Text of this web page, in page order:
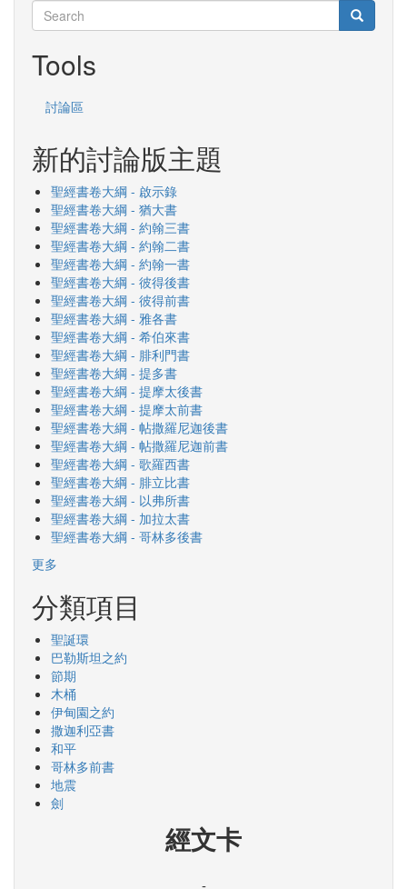
Search
Search Search
Tools
討論區
新的討論版主題
聖經書卷大綱 - 啟示錄
聖經書卷大綱 - 猶大書
聖經書卷大綱 - 約翰三書
聖經書卷大綱 - 約翰二書
聖經書卷大綱 - 約翰一書
聖經書卷大綱 - 彼得後書
聖經書卷大綱 - 彼得前書
聖經書卷大綱 - 雅各書
聖經書卷大綱 - 希伯來書
聖經書卷大綱 - 腓利門書
聖經書卷大綱 - 提多書
聖經書卷大綱 - 提摩太後書
聖經書卷大綱 - 提摩太前書
聖經書卷大綱 - 帖撒羅尼迦後書
聖經書卷大綱 - 帖撒羅尼迦前書
聖經書卷大綱 - 歌羅西書
聖經書卷大綱 - 腓立比書
聖經書卷大綱 - 以弗所書
聖經書卷大綱 - 加拉太書
聖經書卷大綱 - 哥林多後書
更多
分類項目
聖誕環
巴勒斯坦之約
節期
木桶
伊甸園之約
撒迦利亞書
和平
哥林多前書
地震
劍
經文卡
-